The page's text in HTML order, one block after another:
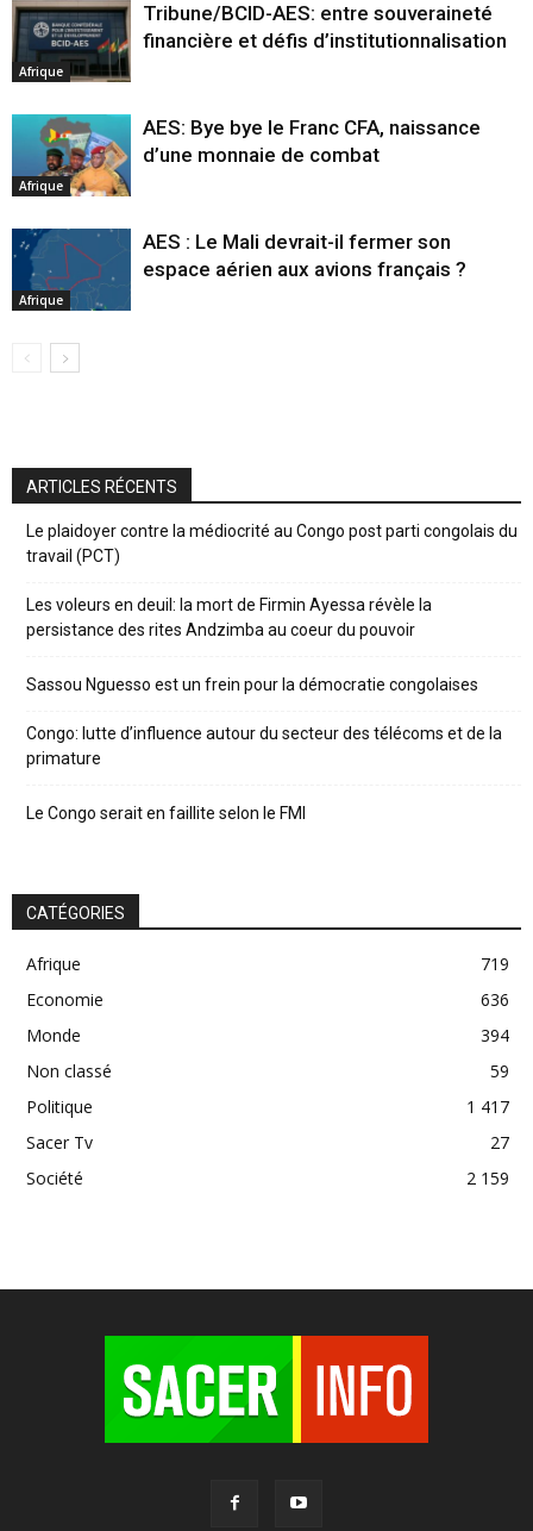
Afrique
Tribune/BCID-AES: entre souveraineté
financière et défis d’institutionnalisation
Afrique
AES: Bye bye le Franc CFA, naissance
d’une monnaie de combat
Afrique
AES : Le Mali devrait-il fermer son
espace aérien aux avions français ?
ARTICLES RÉCENTS
Le plaidoyer contre la médiocrité au Congo post parti congolais du
travail (PCT)
Les voleurs en deuil: la mort de Firmin Ayessa révèle la
persistance des rites Andzimba au coeur du pouvoir
Sassou Nguesso est un frein pour la démocratie congolaises
Congo: lutte d’influence autour du secteur des télécoms et de la
primature
Le Congo serait en faillite selon le FMI
CATÉGORIES
Afrique
719
Economie
636
Monde
394
Non classé
59
Politique
1 417
Sacer Tv
27
Société
2 159